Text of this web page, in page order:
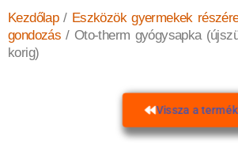
Kezdőlap/ Eszközök gyermekek
gondozás / Oto-therm gyógysapka
korig)
Vissza a